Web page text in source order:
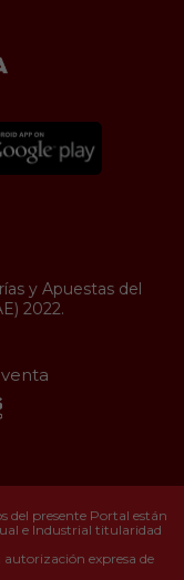
y Apuestas del
2022.
del presente Portal están
e Industrial titularidad
autorización expresa de